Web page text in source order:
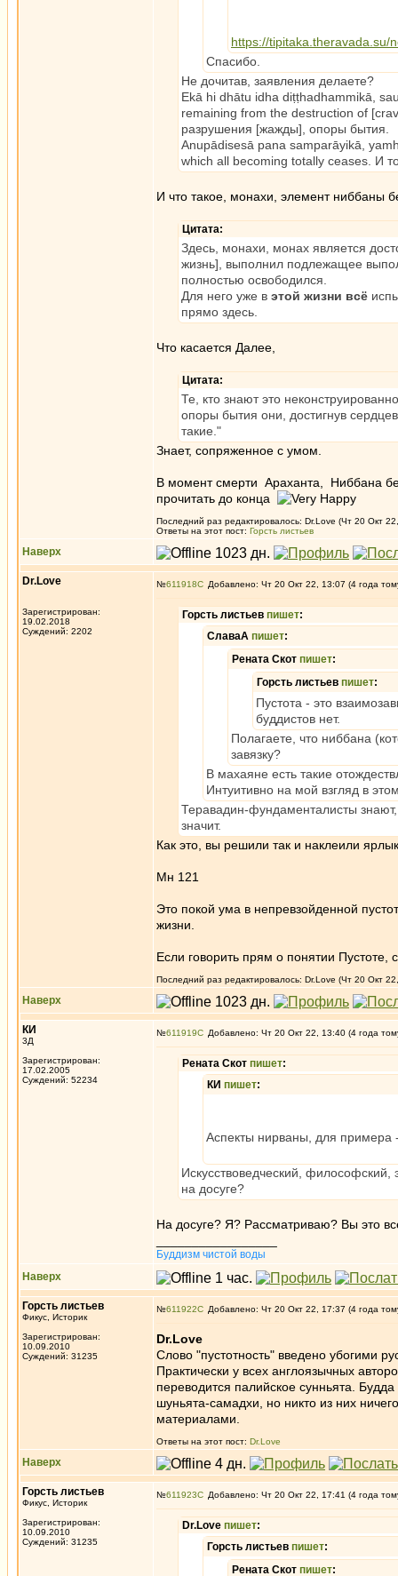
https://tipitaka.theravada.su/
Спасибо.
Не дочитав, заявления делаете?
Ekā hi dhātu idha diṭṭhadhammikā,
remaining from the destruction of
разрушения [жажды], опоры бытия.
Anupādisesā pana samparāyikā,
which all becoming totally ceases. И
И что такое, монахи, элемент ниббаны
Цитата:
Здесь, монахи, монах является
жизнь], выполнил подлежащее
полностью освободился.
Для него уже в этой жизни всё
прямо здесь.
Что касается Далее,
Цитата:
Те, кто знают это
опоры бытия они, достигнув
такие."
Знает, сопряженное с умом.
В момент смерти Араханта, Ниббана
прочитать до конца
Последний раз редактировалось: Dr.Love (Чт 20 Окт
Ответы на этот пост: Горсть листьев
Наверх
Dr.Love
Зарегистрирован:
19.02.2018
Суждений: 2202
№611918 Добавлено: Чт 20 Окт 22, 13:07 (4 года
Горсть листьев пишет:
СлаваА пишет:
Рената Скот пишет:
Горсть листьев пишет:
Пустота - это
буддистов нет.
Полагаете, что ниббана
завязку?
В махаяне есть такие
Интуитивно на мой взгляд в
Теравадин-фундаменталисты знают,
значит.
Как это, вы решили так и наклеили
Мн 121
Это покой ума в непревзойденной
жизни.
Если говорить прям о понятии Пустоте,
Последний раз редактировалось: Dr.Love (Чт 20 Окт
Наверх
КИ
3Д
Зарегистрирован:
17.02.2005
Суждений: 52234
№611919 Добавлено: Чт 20 Окт 22, 13:40 (4 года
Рената Скот пишет:
КИ пишет:
Аспекты нирваны, для примера
Искусствоведческий,
на досуге?
На досуге? Я? Рассматриваю? Вы это
Буддизм чистой воды
Наверх
Горсть листьев
Фикус, Историк
Зарегистрирован:
10.09.2010
Суждений: 31235
№611922 Добавлено: Чт 20 Окт 22, 17:37 (4 года
Dr.Love
Слово "пустотность" введено убогими
Практически у всех англоязычных
переводится палийское сунньята.
шуньята-самадхи, но никто из них
материалами.
Ответы на этот пост: Dr.Love
Наверх
Горсть листьев
Фикус, Историк
Зарегистрирован:
10.09.2010
Суждений: 31235
№611923 Добавлено: Чт 20 Окт 22, 17:41 (4 года
Dr.Love пишет:
Горсть листьев пишет:
Рената Скот пишет: